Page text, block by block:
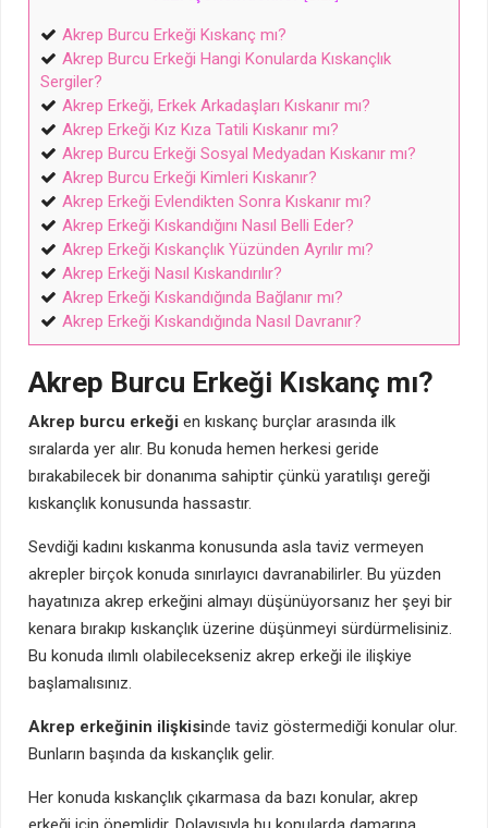
Akrep Burcu Erkeği Kıskanç mı?
Akrep Burcu Erkeği Hangi Konularda Kıskançlık
Sergiler?
Akrep Erkeği, Erkek Arkadaşları Kıskanır mı?
Akrep Erkeği Kız Kıza Tatili Kıskanır mı?
Akrep Burcu Erkeği Sosyal Medyadan Kıskanır mı?
Akrep Burcu Erkeği Kimleri Kıskanır?
Akrep Erkeği Evlendikten Sonra Kıskanır mı?
Akrep Erkeği Kıskandığını Nasıl Belli Eder?
Akrep Erkeği Kıskançlık Yüzünden Ayrılır mı?
Akrep Erkeği Nasıl Kıskandırılır?
Akrep Erkeği Kıskandığında Bağlanır mı?
Akrep Erkeği Kıskandığında Nasıl Davranır?
Akrep Burcu Erkeği Kıskanç mı?
Akrep burcu erkeği en kıskanç burçlar arasında ilk
sıralarda yer alır. Bu konuda hemen herkesi geride
bırakabilecek bir donanıma sahiptir çünkü yaratılışı gereği
kıskançlık konusunda hassastır.
Sevdiği kadını kıskanma konusunda asla taviz vermeyen
akrepler birçok konuda sınırlayıcı davranabilirler. Bu yüzden
hayatınıza akrep erkeğini almayı düşünüyorsanız her şeyi bir
kenara bırakıp kıskançlık üzerine düşünmeyi sürdürmelisiniz.
Bu konuda ılımlı olabilecekseniz akrep erkeği ile ilişkiye
başlamalısınız.
Akrep erkeğinin ilişkisinde taviz göstermediği konular olur.
Bunların başında da kıskançlık gelir.
Her konuda kıskançlık çıkarmasa da bazı konular, akrep